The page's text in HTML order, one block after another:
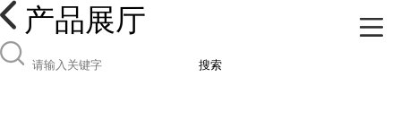
产品展厅
搜索